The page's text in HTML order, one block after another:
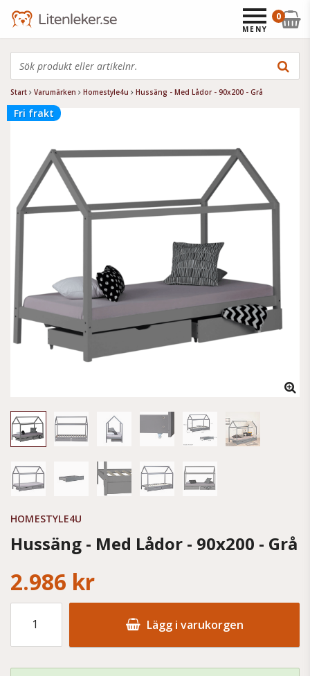
Start Varumärken Homestyle4u Hussäng - Med Lådor - 90x200 - Grå
Fri frakt
HOMESTYLE4U
Hussäng - Med Lådor - 90x200 - Grå
2.986 kr
Lägg i varukorgen
0
MENY